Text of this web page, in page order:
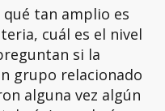
tan amplio es
cuál es el nivel
si la
grupo relacionado
alguna vez algún